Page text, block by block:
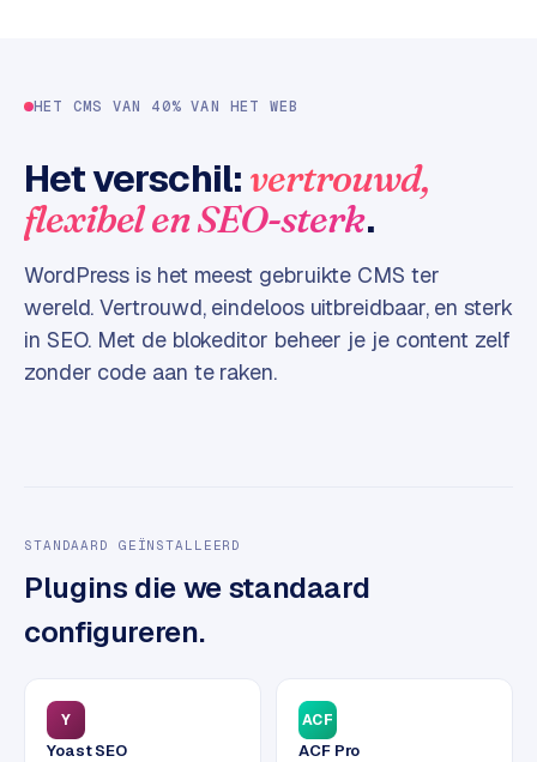
o
d
P
r
s
s
w
b
M
a
t
k
HET CMS VAN 40% VAN HET WEB
Het verschil: vertrouwd,
flexibel en SEO-sterk.
WordPress is het meest gebruikte CMS ter
wereld. Vertrouwd, eindeloos uitbreidbaar, en sterk
in SEO. Met de blokeditor beheer je je content zelf
zonder code aan te raken.
STANDAARD GEÏNSTALLEERD
Plugins die we standaard
configureren.
Y
Yoast SEO
ACF
ACF Pro